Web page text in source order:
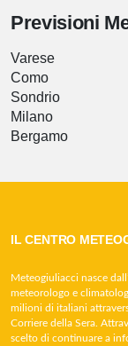
Previsioni
Varese
Como
Sondrio
Milano
Bergamo
IL CENTRO
Meteogiuliacci nasce
meteorologo e
milioni di italiani
Corriere della Sera.
scelto di continuare a